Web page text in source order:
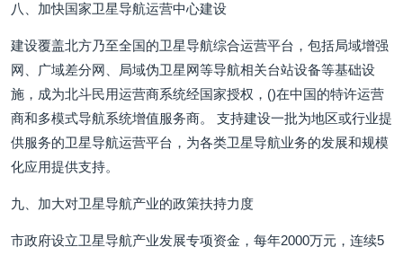
八、加快国家卫星导航运营中心建设
建设覆盖北方乃至全国的卫星导航综合运营平台，包括局域增强
网、广域差分网、局域伪卫星网等导航相关台站设备等基础设
施，成为北斗民用运营商系统经国家授权，()在中国的特许运营
商和多模式导航系统增值服务商。 支持建设一批为地区或行业提
供服务的卫星导航运营平台，为各类卫星导航业务的发展和规模
化应用提供支持。
九、加大对卫星导航产业的政策扶持力度
市政府设立卫星导航产业发展专项资金，每年2000万元，连续5